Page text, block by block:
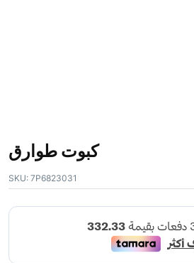
كبوت طوارق
SKU: 7P6823031